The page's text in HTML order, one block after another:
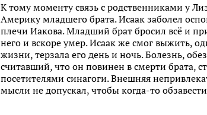
К тому моменту связь с родственниками у
Америку младшего брата. Исаак заболел
плечи Иакова. Младший брат бросил всё и
него и вскоре умер. Исаак же смог выжить,
жизни, терзала его день и ночь. Болезнь,
считавший, что он повинен в смерти брата,
посетителями синагоги. Внешняя
мысли не допускал, чтобы когда-то